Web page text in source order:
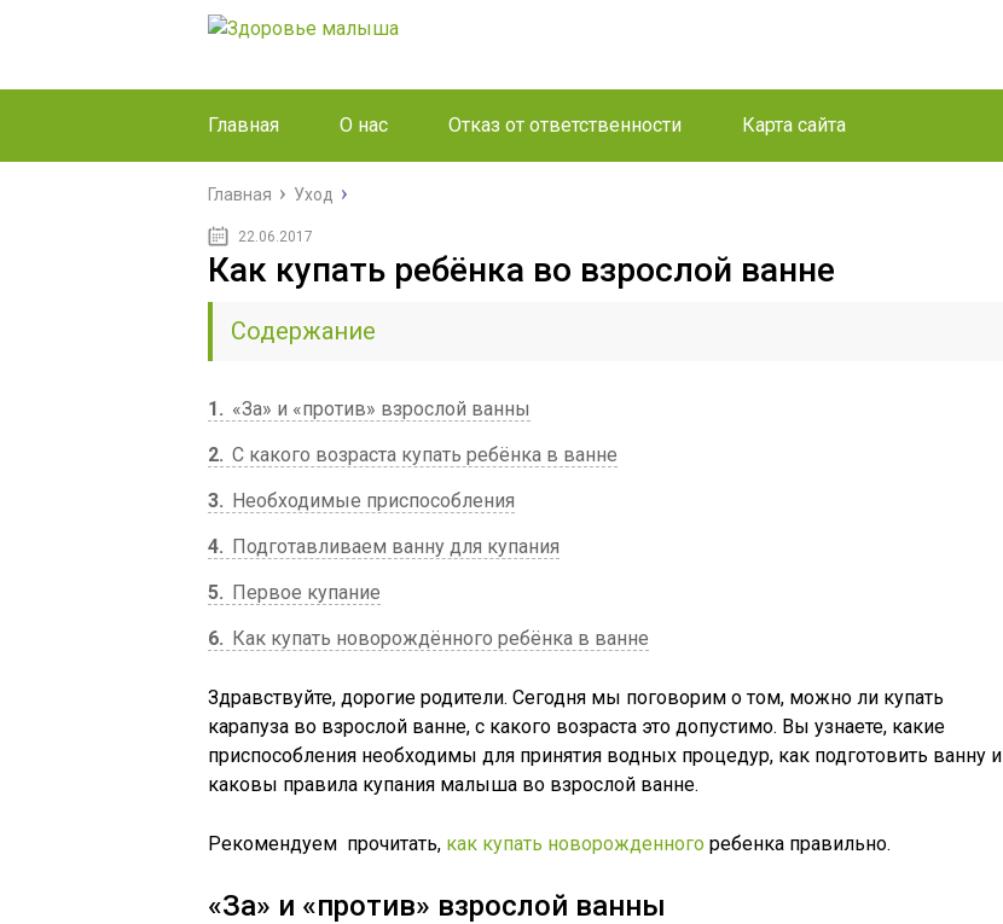
Главная О нас Отказ от ответственности Карта сайта
Главная Уход
22.06.2017
Как купать ребёнка во взрослой ванне
Содержание
1
«За» и «против» взрослой ванны
2 С какого возраста купать ребёнка в ванне
3
Необходимые приспособления
4
Подготавливаем ванну для купания
5
Первое купание
6
Как купать новорождённого ребёнка в ванне
Здравствуйте, дорогие родители. Сегодня мы поговорим о том, можно ли купать
карапуза во взрослой ванне, с какого возраста это допустимо. Вы узнаете, какие
приспособления необходимы для принятия водных процедур, как подготовить ванну и
каковы правила купания малыша во взрослой ванне.
Рекомендуем прочитать, как купать новорожденного ребенка правильно.
«За» и «против» взрослой ванны